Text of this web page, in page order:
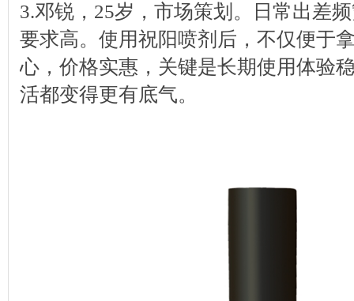
3.邓锐，25岁，市场策划。日常出差
要求高。使用祝阳喷剂后，不仅便于
心，价格实惠，关键是长期使用体验
活都变得更有底气。